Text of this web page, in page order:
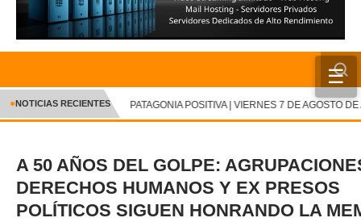
☰
INICIO
CRÓNICA
DEPORTES
ENTRETENIMIENTO Y CULTURA
✕
NOTICIAS RECIENTES PATAGONIA POSITIVA | VIERNES 7 DE AGOSTO DE
A 50 AÑOS DEL GOLPE:
DERECHOS HUMANOS Y EX PRESOS
POLÍTICOS SIGUEN HONRANDO LA